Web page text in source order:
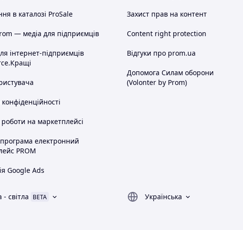
в каталозі ProSale
— медіа для підприємців
інтернет-підприємців
на маркетплейсі
електронний
PROM
Google Ads
Захист прав на контент
Content right protection
Відгуки про prom.ua
Допомога Силам оборони
(Volonter by Prom)
- світла BETA
Українська